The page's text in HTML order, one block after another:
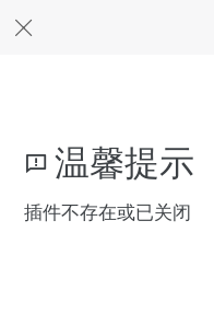
温馨提示
插件不存在或已关闭